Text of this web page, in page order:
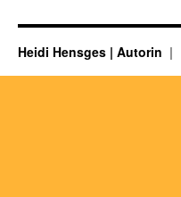
Heidi Hensges | Autorin